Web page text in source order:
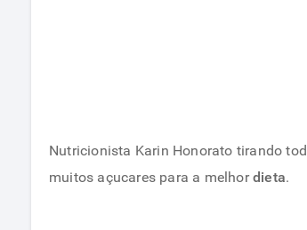
Nutricionista Karin Honorato tirando
muitos açucares para a melhordieta.